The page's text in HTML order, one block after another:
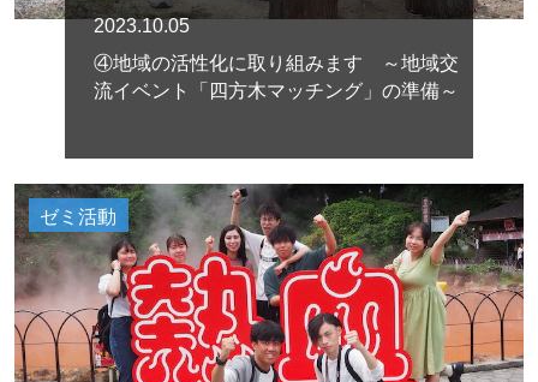
2023.10.05
④地域の活性化に取り組みます ～地域交
流イベント「四方木マッチング」の準備～
ゼミ活動